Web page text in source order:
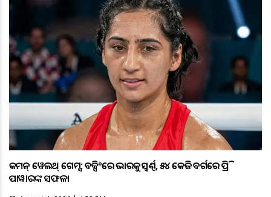
କମନ୍ ୱେଲଥ୍ ଗେମ୍ସ: ବକ୍ସିଂରେ ଭାରତକୁ ସ୍ବର୍ଣ୍ଣ, ୫୪ କେଜି ବର୍ଗରେ ପ୍ରିତି
ପାୱାରଙ୍କ ସଫଳତା